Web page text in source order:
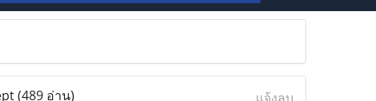
(489 อ่าน)